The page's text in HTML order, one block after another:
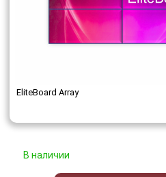
EliteBoard Array
В наличии